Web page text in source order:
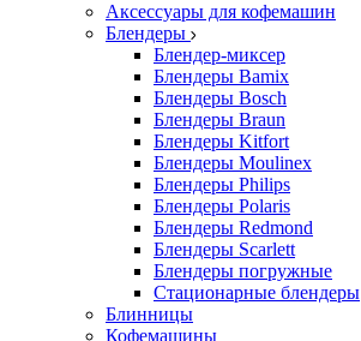
Аксессуары для кофемашин
Блендеры
Блендер-миксер
Блендеры Bamix
Блендеры Bosch
Блендеры Braun
Блендеры Kitfort
Блендеры Moulinex
Блендеры Philips
Блендеры Polaris
Блендеры Redmond
Блендеры Scarlett
Блендеры погружные
Стационарные блендеры
Блинницы
Кофемашины